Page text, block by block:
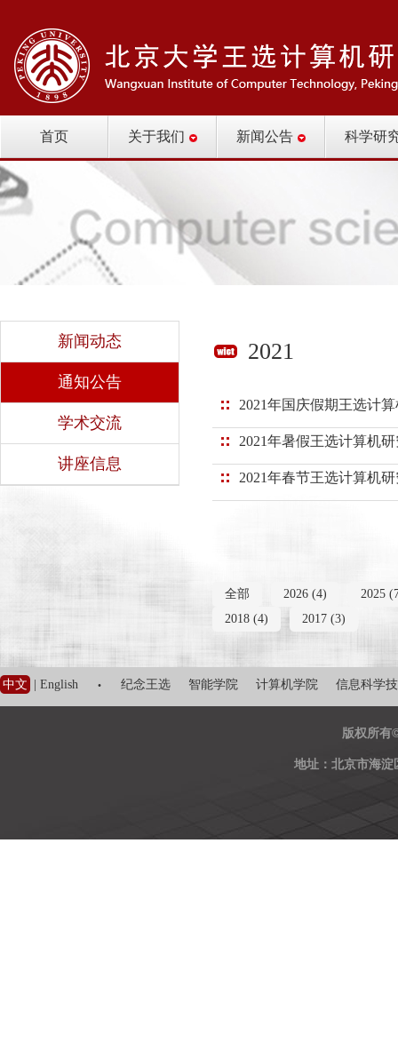
首页 关于我们 新闻公告 科学研
2021
2021年国庆假期王选计
2021年暑假王选计算机
2021年春节王选计算机
全部 2026 (4)
2025
2018 (4)
2017 (3)
新闻动态
通知公告
学术交流
讲座信息
中文 English · 纪念王选 智能学院 计算机学院 信息科学
版权所有
地址：北京市海